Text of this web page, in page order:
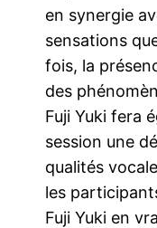
en synergie
sensations
fois, la
des
Fuji Yuki fera
session une
qualités
les
Fuji Yuki en